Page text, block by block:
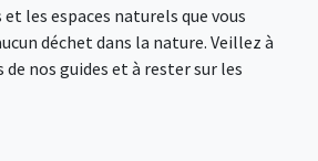
les espaces naturels que vous
déchet dans la nature. Veillez à
nos guides et à rester sur les